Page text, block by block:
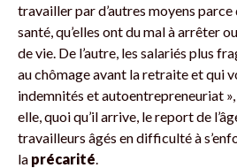
travailler par d’autres moyens parce
santé, qu’elles ont du mal à arrêter
de vie. De l’autre, les salariés plus
au chômage avant la retraite et qui
indemnités et autoentrepreneuriat
elle, quoi qu’il arrive, le report de
travailleurs âgés en difficulté à
la précarité